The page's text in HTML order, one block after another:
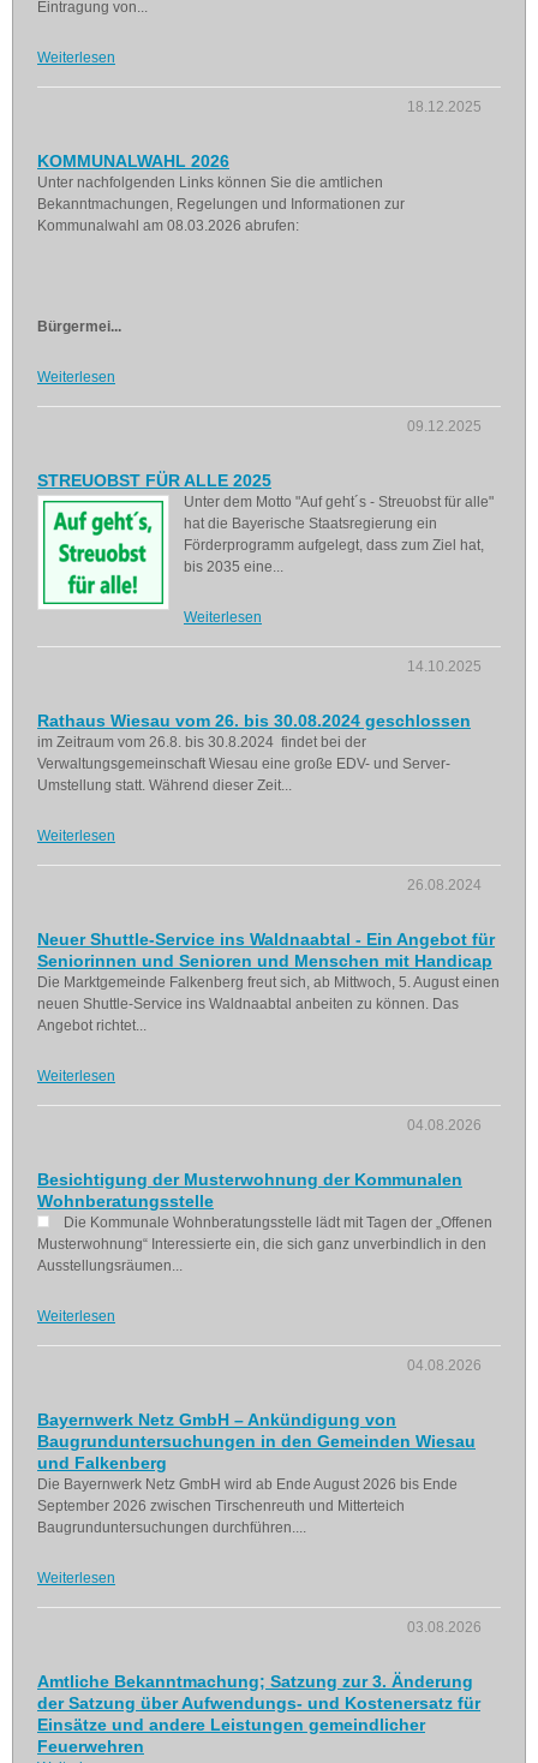
Eintragung von...
Weiterlesen
18.12.2025
KOMMUNALWAHL 2026
Unter nachfolgenden Links können Sie die amtlichen
Bekanntmachungen, Regelungen und Informationen zur
Kommunalwahl am 08.03.2026 abrufen:
Bürgermei...
Weiterlesen
09.12.2025
STREUOBST FÜR ALLE 2025
Unter dem Motto "Auf geht´s - Streuobst für alle"
hat die Bayerische Staatsregierung ein
Förderprogramm aufgelegt, dass zum Ziel hat,
bis 2035 eine...
Weiterlesen
14.10.2025
Rathaus Wiesau vom 26. bis 30.08.2024 geschlossen
im Zeitraum vom 26.8. bis 30.8.2024 findet bei der
Verwaltungsgemeinschaft Wiesau eine große EDV- und Server-
Umstellung statt. Während dieser Zeit...
Weiterlesen
26.08.2024
Neuer Shuttle-Service ins Waldnaabtal - Ein Angebot für
Seniorinnen und Senioren und Menschen mit Handicap
Die Marktgemeinde Falkenberg freut sich, ab Mittwoch, 5. August einen
neuen Shuttle-Service ins Waldnaabtal anbeiten zu können. Das
Angebot richtet...
Weiterlesen
04.08.2026
Besichtigung der Musterwohnung der Kommunalen
Wohnberatungsstelle
Die Kommunale Wohnberatungsstelle lädt mit Tagen der „Offenen
Musterwohnung“ Interessierte ein, die sich ganz unverbindlich in den
Ausstellungsräumen...
Weiterlesen
04.08.2026
Bayernwerk Netz GmbH – Ankündigung von
Baugrunduntersuchungen in den Gemeinden Wiesau
und Falkenberg
Die Bayernwerk Netz GmbH wird ab Ende August 2026 bis Ende
September 2026 zwischen Tirschenreuth und Mitterteich
Baugrunduntersuchungen durchführen....
Weiterlesen
03.08.2026
Amtliche Bekanntmachung; Satzung zur 3. Änderung
der Satzung über Aufwendungs- und Kostenersatz für
Einsätze und andere Leistungen gemeindlicher
Feuerwehren